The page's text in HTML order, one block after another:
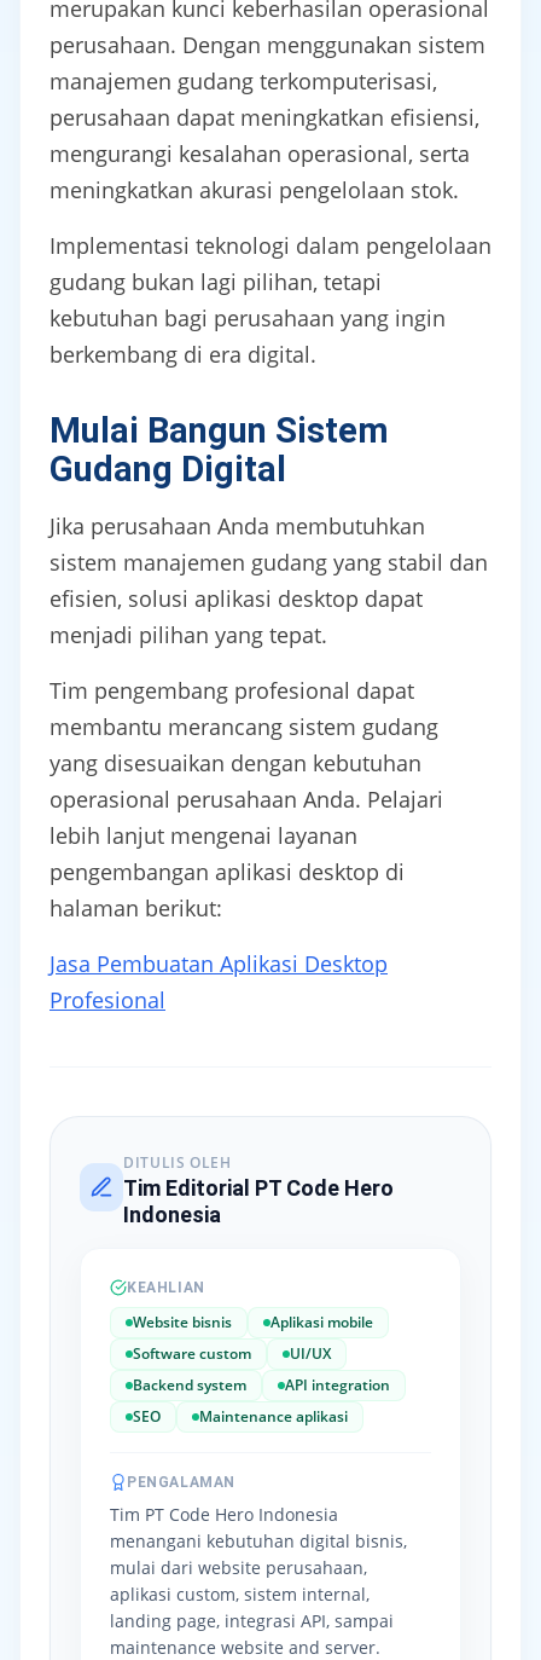
merupakan kunci keberhasilan operasional
perusahaan. Dengan menggunakan sistem
manajemen gudang terkomputerisasi,
perusahaan dapat meningkatkan efisiensi,
mengurangi kesalahan operasional, serta
meningkatkan akurasi pengelolaan stok.
Implementasi teknologi dalam pengelolaan
gudang bukan lagi pilihan, tetapi
kebutuhan bagi perusahaan yang ingin
berkembang di era digital.
Mulai Bangun Sistem
Gudang Digital
Jika perusahaan Anda membutuhkan
sistem manajemen gudang yang stabil dan
efisien, solusi aplikasi desktop dapat
menjadi pilihan yang tepat.
Tim pengembang profesional dapat
membantu merancang sistem gudang
yang disesuaikan dengan kebutuhan
operasional perusahaan Anda. Pelajari
lebih lanjut mengenai layanan
pengembangan aplikasi desktop di
halaman berikut:
Jasa Pembuatan Aplikasi Desktop
Profesional
DITULIS OLEH
Tim Editorial PT Code Hero
Indonesia
KEAHLIAN
Website bisnis
Aplikasi mobile
Software custom
UI/UX
Backend system
API integration
SEO
Maintenance aplikasi
PENGALAMAN
Tim PT Code Hero Indonesia
menangani kebutuhan digital bisnis,
mulai dari website perusahaan,
aplikasi custom, sistem internal,
landing page, integrasi API, sampai
maintenance website and server.